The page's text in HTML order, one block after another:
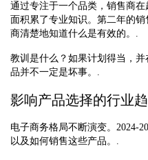
通过专注于一个品类，销售商
面积累了专业知识。第二年的
商清楚地知道什么是有效的。.
教训是什么？如果计划得当，
品并不一定是坏事。.
影响产品选择的行业
电子商务格局不断演变。2024-
以及如何销售这些产品。.